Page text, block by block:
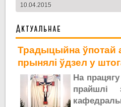
10.04.2015
Актуальнае
Традыцыйна ўпотай
прынялі ўдзел у
На
прайшлі